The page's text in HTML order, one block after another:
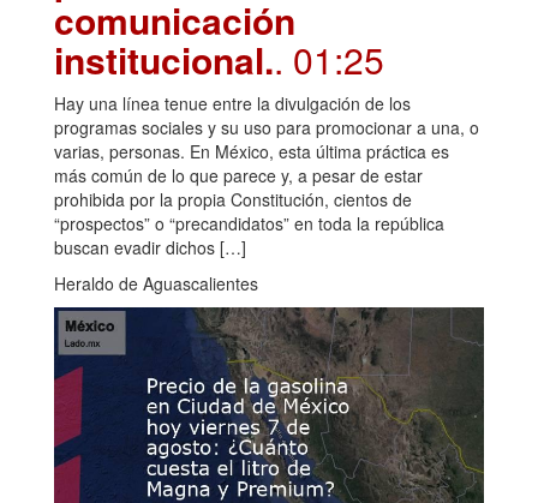
comunicación
institucional.. 01:25
Hay una línea tenue entre la divulgación de los
programas sociales y su uso para promocionar a una, o
varias, personas. En México, esta última práctica es
más común de lo que parece y, a pesar de estar
prohibida por la propia Constitución, cientos de
“prospectos” o “precandidatos” en toda la república
buscan evadir dichos […]
Heraldo de Aguascalientes